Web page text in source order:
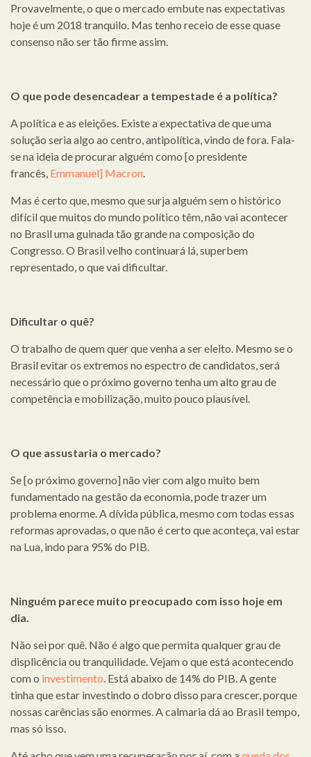
Provavelmente, o que o mercado embute nas expectativas
hoje é um 2018 tranquilo. Mas tenho receio de esse quase
consenso não ser tão firme assim.
O que pode desencadear a tempestade é a política?
A política e as eleições. Existe a expectativa de que uma
solução seria algo ao centro, antipolítica, vindo de fora. Fala-
se na ideia de procurar alguém como [o presidente
francês, Emmanuel] Macron
Mas é certo que, mesmo que surja alguém sem o histórico
difícil que muitos do mundo político têm, não vai acontecer
no Brasil uma guinada tão grande na composição do
Congresso. O Brasil velho continuará lá, superbem
representado, o que vai dificultar.
Dificultar o quê?
O trabalho de quem quer que venha a ser eleito. Mesmo se o
Brasil evitar os extremos no espectro de candidatos, será
necessário que o próximo governo tenha um alto grau de
competência e mobilização, muito pouco plausível.
O que assustaria o mercado?
Se [o próximo governo] não vier com algo muito bem
fundamentado na gestão da economia, pode trazer um
problema enorme. A dívida pública, mesmo com todas essas
reformas aprovadas, o que não é certo que aconteça, vai estar
na Lua, indo para 95% do PIB.
Ninguém parece muito preocupado com isso hoje em
dia.
Não sei por quê. Não é algo que permita qualquer grau de
displicência ou tranquilidade. Vejam o que está acontecendo
com o investimento . Está abaixo de 14% do PIB. A gente
tinha que estar investindo o dobro disso para crescer, porque
nossas carências são enormes. A calmaria dá ao Brasil tempo,
mas só isso.